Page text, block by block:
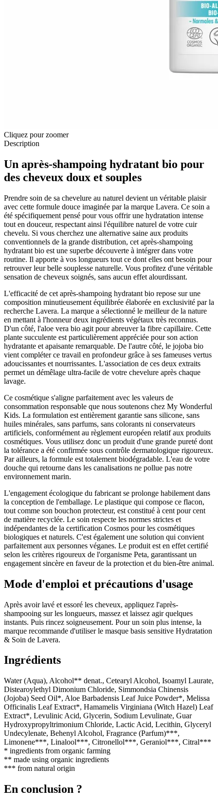
Cliquez pour zoomer
Description
Un après-shampoing hydratant bio pour
des cheveux doux et souples
Prendre soin de sa chevelure au naturel devient un véritable plaisir
avec cette formule douce imaginée par la marque Lavera. Ce soin a
été spécifiquement pensé pour vous offrir une hydratation intense
tout en douceur, respectant ainsi l'équilibre naturel de votre cuir
chevelu. Si vous cherchez une alternative saine aux produits
conventionnels de la grande distribution, cet après-shampoing
hydratant bio est une superbe découverte à intégrer dans votre
routine. Il apporte à vos longueurs tout ce dont elles ont besoin pour
retrouver leur belle souplesse naturelle. Vous profitez d'une véritable
sensation de cheveux soignés, sans aucun effet alourdissant.
L'efficacité de cet après-shampoing hydratant bio repose sur une
composition minutieusement équilibrée élaborée en exclusivité par la
recherche Lavera. La marque a sélectionné le meilleur de la nature
en mettant à l'honneur deux ingrédients végétaux très reconnus.
D'un côté, l'aloe vera bio agit pour abreuver la fibre capillaire. Cette
plante succulente est particulièrement appréciée pour son action
hydratante et apaisante remarquable. De l'autre côté, le jojoba bio
vient compléter ce travail en profondeur grâce à ses fameuses vertus
adoucissantes et nourrissantes. L'association de ces deux extraits
permet un démêlage ultra-facile de votre chevelure après chaque
lavage.
Ce cosmétique s'aligne parfaitement avec les valeurs de
consommation responsable que nous soutenons chez My Wonderful
Kids. La formulation est entièrement garantie sans silicone, sans
huiles minérales, sans parfums, sans colorants ni conservateurs
artificiels, conformément au règlement européen relatif aux produits
cosmétiques. Vous utilisez donc un produit d'une grande pureté dont
la tolérance a été confirmée sous contrôle dermatologique rigoureux.
Par ailleurs, la formule est totalement biodégradable. L'eau de votre
douche qui retourne dans les canalisations ne pollue pas notre
environnement marin.
L'engagement écologique du fabricant se prolonge habilement dans
la conception de l'emballage. Le plastique qui compose ce flacon,
tout comme son bouchon protecteur, est constitué à cent pour cent
de matière recyclée. Le soin respecte les normes strictes et
indépendantes de la certification Cosmos pour les cosmétiques
biologiques et naturels. C'est également une solution qui convient
parfaitement aux personnes véganes. Le produit est en effet certifié
selon les critères rigoureux de l'organisme Peta, garantissant un
engagement sincère en faveur de la protection et du bien-être animal.
Mode d'emploi et précautions d'usage
Après avoir lavé et essoré les cheveux, appliquez l'après-
shampooing sur les longueurs, massez et laissez agir quelques
instants. Puis rincez soigneusement. Pour un soin plus intense, la
marque recommande d'utiliser le masque basis sensitive Hydratation
& Soin de Lavera.
Ingrédients
Water (Aqua), Alcohol** denat., Cetearyl Alcohol, Isoamyl Laurate,
Distearoylethyl Dimonium Chloride, Simmondsia Chinensis
(Jojoba) Seed Oil*, Aloe Barbadensis Leaf Juice Powder*, Melissa
Officinalis Leaf Extract*, Hamamelis Virginiana (Witch Hazel) Leaf
Extract*, Levulinic Acid, Glycerin, Sodium Levulinate, Guar
Hydroxypropyltrimonium Chloride, Lactic Acid, Lecithin, Glyceryl
Undecylenate, Behenyl Alcohol, Fragrance (Parfum)***,
Limonene***, Linalool***, Citronellol***, Geraniol***, Citral***
* ingredients from organic farming
** made using organic ingredients
*** from natural origin
En conclusion ?